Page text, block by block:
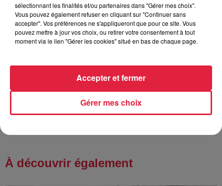
15h54
Tags antisémites à Strasbourg :
Catherine Trautmann réagit
Au zoo de Mulhouse : rencontre
avec les flamants rouges
À découvrir également
sélectionnant les finalités et/ou partenaires dans "Gérer mes choix".
Vous pouvez également refuser en cliquant sur "Continuer sans
accepter". Vos préférences ne s'appliqueront que pour ce site. Vous
pouvez mettre à jour vos choix, ou retirer votre consentement à tout
moment via le lien "Gérer les cookies" situé en bas de chaque page.
Gérer mes choix
Accepter et fermer